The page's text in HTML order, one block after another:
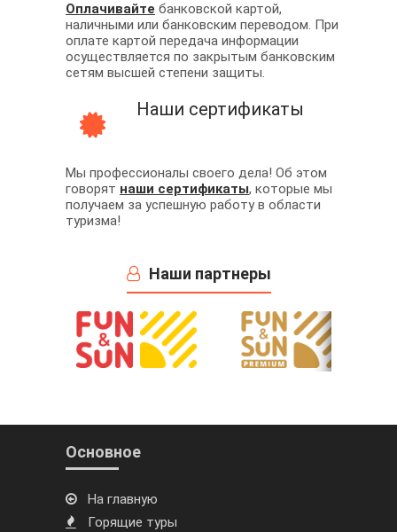
Оплачивайте банковской картой,
наличными или банковским переводом. При
оплате картой передача информации
осуществляется по закрытым банковским
сетям высшей степени защиты.
Наши сертификаты
Мы профессионалы своего дела! Об этом
говорят наши сертификаты, которые мы
получаем за успешную работу в области
туризма!
Наши партнеры
Основное
На главную
Горящие туры